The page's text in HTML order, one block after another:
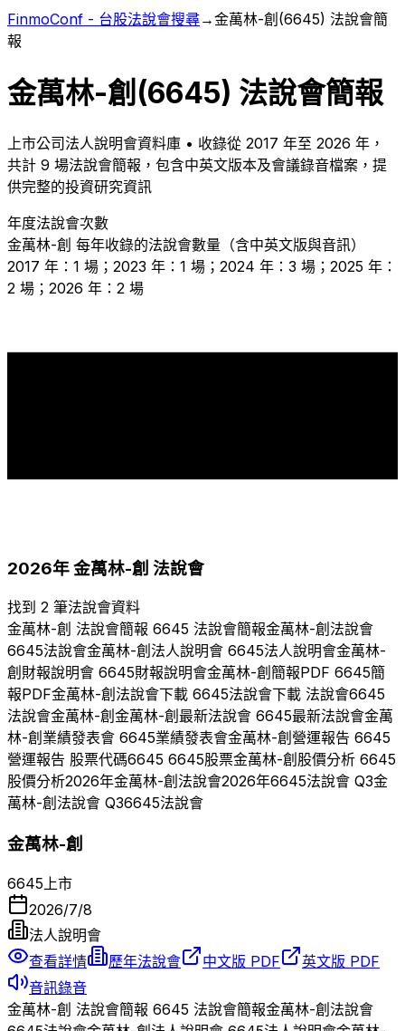
FinmoConf - 台股法說會搜尋→金萬林-創 (6645) 法說會簡
報
金萬林-創 (6645) 法說會簡報
上市公司法人說明會資料庫 • 收錄從 2017 年至 2026 年，
共計 9 場法說會簡報，包含中英文版本及會議錄音檔案，提
供完整的投資研究資訊
年度法說會次數
金萬林-創 每年收錄的法說會數量（含中英文版與音訊）
2017 年：1 場；2023 年：1 場；2024 年：3 場；2025 年：
2 場；2026 年：2 場
2026年金萬林-創 法說會
找到 2 筆法說會資料
金萬林-創 法說會簡報 6645 法說會簡報金萬林-創 法說會
6645法說會金萬林-創 法人說明會 6645法人說明會金萬林-
創 財報說明會 6645財報說明會金萬林-創 簡報PDF 6645簡
報PDF金萬林-創 法說會下載 6645法說會下載 法說會6645
法說會金萬林-創 金萬林-創 最新法說會 6645最新法說會金萬
林-創 業績發表會 6645業績發表會金萬林-創 營運報告 6645
營運報告 股票代碼6645 6645股票金萬林-創 股價分析 6645
股價分析2026年金萬林-創 法說會2026年6645法說會 Q3金
萬林-創 法說會 Q36645法說會
金萬林-創
6645 上市
2026/7/8
法人說明會
查看詳情
歷年法說會 中文版 PDF
英文版 PDF
音訊錄音
金萬林-創 法說會簡報 6645 法說會簡報金萬林-創法說會